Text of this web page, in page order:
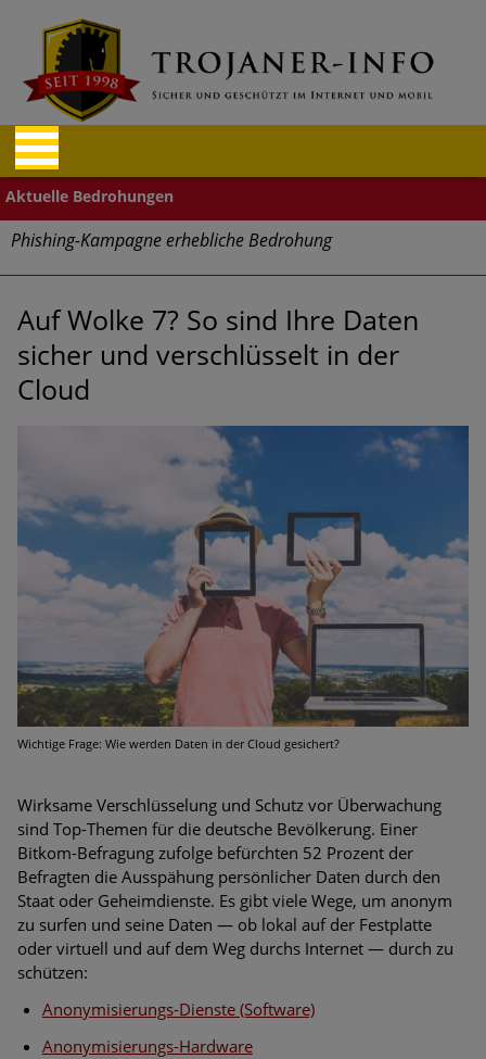
Phishing-Kampagne erhebliche Bedrohung
Welle an Social-Engineering-Betrugsmaschen und
Identitätsdiebstahl
Exponentiell wachsende Risiken, eine immer
unübersichtlichere Cyber-Bedrohungslage – was CISOs jetzt
für mehr Cyber-Resilienz tun können
Digitale Assets aller Arten im Fokus der aktuellen Cyber-
Bedrohungen
Ungebremster Aufstieg: Mega-Ransomware. Deutsche
Unternehmen dürfen Bedrohungspotential nicht
unterschätzen
Weiterentwicklung der HTTP-basierten Cyberangriffe lässt
Experten vor Tsunami bei Web-DDoS-Angriffen warnen
Phishing-Trend: Führungskräfte im Visier. Was hilft gegen
Harpoon Whaling?
Amazon hat nun reagiert
Fake-Unternehmensprofile auf LinkedIn: Unternehmen und
Nutzer im Visier der Datendiebe
Cyber Experience Center in Augsburg
Auf Wolke 7? So sind Ihre Daten
sicher und verschlüsselt in der
Cloud
Wichtige Frage: Wie werden Daten in der Cloud gesichert?
Wirksame Verschlüsselung und Schutz vor Überwachung
sind Top-Themen für die deutsche Bevölkerung. Einer
Bitkom-Befragung zufolge befürchten 52 Prozent der
Befragten die Ausspähung persönlicher Daten durch den
Staat oder Geheimdienste. Es gibt viele Wege, um anonym
zu surfen und seine Daten — ob lokal auf der Festplatte
oder virtuell und auf dem Weg durchs Internet — durch zu
schützen:
Anonymisierungs-Dienste (Software)
Anonymisierungs-Hardware